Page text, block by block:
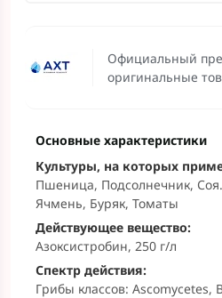
Официальный
оригинальные
Основные характеристики
Культуры, на которых
Пшеница, Подсолнечник, Соя.
Ячмень, Буряк, Томаты
Действующее вещество:
Азоксистробин, 250 г/л
Спектр действия:
Грибы классов: Ascomycetes,